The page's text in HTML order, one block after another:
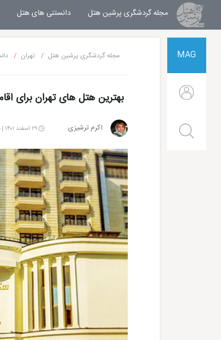
مجله گردشگری پرشین هتل مجله خبری پرشین هتل
دانستنی های هتل
MAG مجله گردشگری پرشین هتل تهران
بهترین هتل های تهران برای
اکرم ترشیزی ۲۹ اسفند ۱۴۰۱ | ۱۵:۰۰